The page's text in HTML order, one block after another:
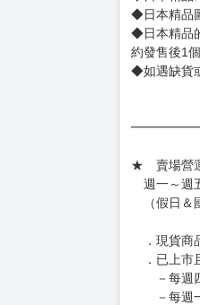
◆逾期未取
◆書籍贈品
有時會上市
◆網路購物
訂金金額將
◆日本精品
◆日本精品
約發售後1
◆如遇缺貨